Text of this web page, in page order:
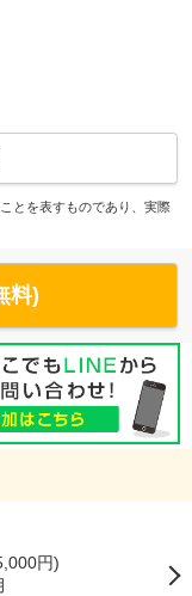
とを表すものであり、実際
料)
円)